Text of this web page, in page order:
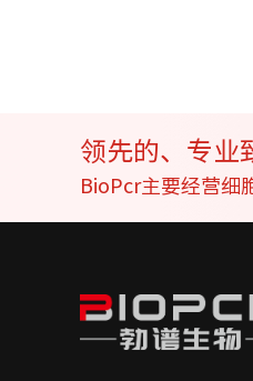
领先的、专业
BioPcr主要经营细